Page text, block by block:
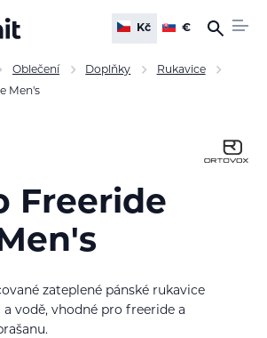
Kč €
Oblečení Doplňky
Rukavice
Men's
Freeride
zateplené pánské rukavice
vodě, vhodné pro freeride a